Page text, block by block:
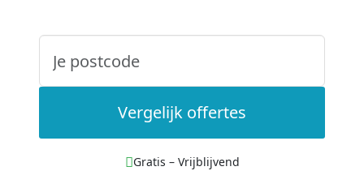
Vergelijk offertes
Gratis – Vrijblijvend